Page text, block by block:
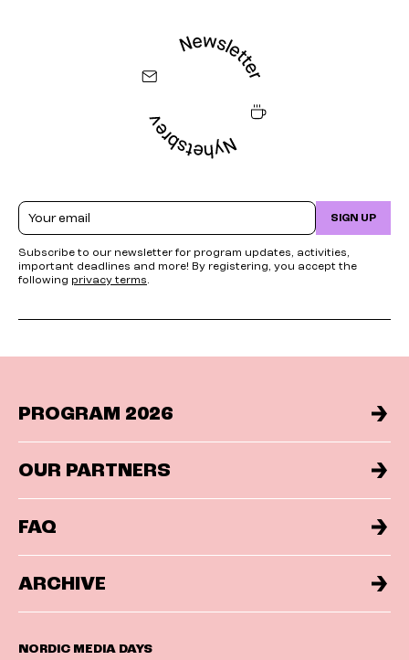
Email SIGN UP
Subscribe to our newsletter for program updates, activities,
important deadlines and more! By registering, you accept the
following privacy terms.
PROGRAM 2026
OUR PARTNERS
FAQ
ARCHIVE
NORDIC MEDIA DAYS